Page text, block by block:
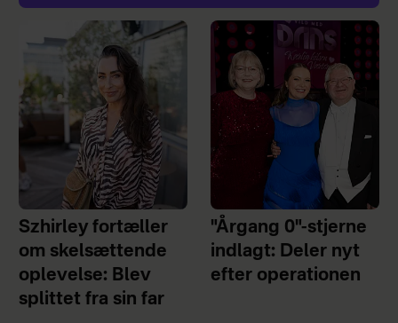
Szhirley fortæller
om skelsættende
oplevelse: Blev
splittet fra sin far
"Årgang 0"-stjerne
indlagt: Deler nyt
efter operationen